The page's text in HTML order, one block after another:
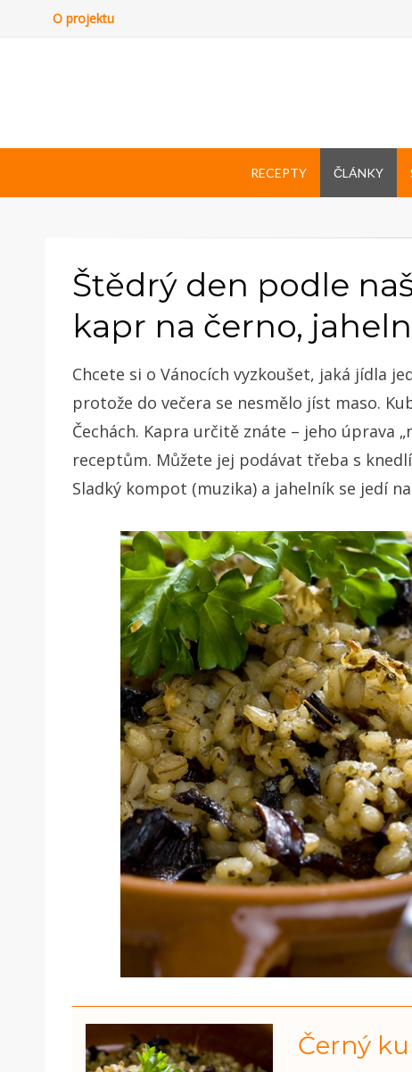
O projektu
RECEPTY ČLÁNKY
Štědrý den podle
kapr na černo,
Chcete si o Vánocích vyzkoušet, jaká jídla
protože do večera se nesmělo jíst maso.
Čechách. Kapra určitě znáte – jeho úprava
receptům. Můžete jej podávat třeba s
Sladký kompot (muzika) a jahelník se jedí
Černý